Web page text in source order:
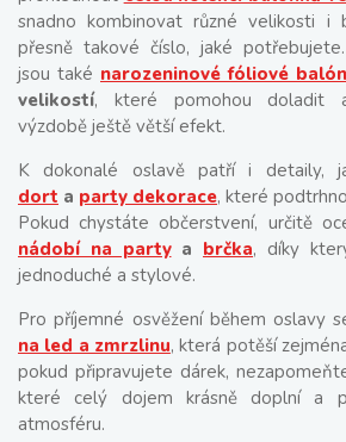
snadno kombinovat různé velikosti
přesně takové číslo, jaké
jsou také narozeninové fóliové
velikostí, které pomohou doladit
výzdobě ještě větší efekt.
K dokonalé oslavě patří i detaily,
dort a party dekorace, které
Pokud chystáte občerstvení, určitě
nádobí na party a brčka, díky
jednoduché a stylové.
Pro příjemné osvěžení během oslavy
na led a zmrzlinu, která potěší
pokud připravujete dárek,
které celý dojem krásně doplní a
atmosféru.